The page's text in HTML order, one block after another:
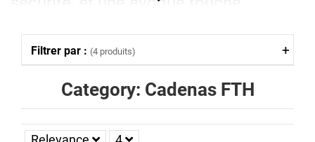
nostalgique. Forts d'une tradition de
durabilité, ils préservent une esthétique
vintage tout en offrant une protection
solide contre les intrusions. Avec une
variété de modèles adaptés à diverses
Category: Cadenas FTH
Filtrer par : (4 produits)